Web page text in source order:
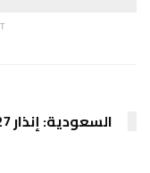
السعودية: إنذار 27 محلاً بالرياض لمخالفة قرار التأنيث